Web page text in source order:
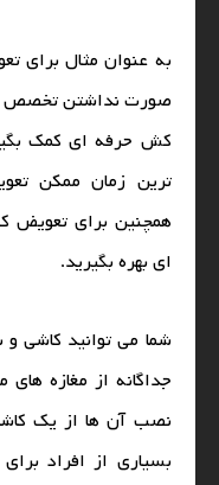
به عنوان مثال برای
صورت نداشتن تخصص
کش حرفه‌ ای کمک
ترین زمان ممکن
همچنین برای تعویض
ای بهره بگیرید.
شما می‌ توانید کاشی
جداگانه از مغازه‌
نصب آن ها از یک
بسیاری از افراد